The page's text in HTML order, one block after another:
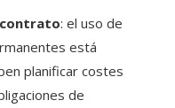
: el uso de
está
planificar costes
de